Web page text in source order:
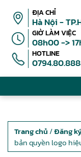
ĐỊA CHỈ
Hà Nội -
GIỜ LÀM VIỆC
08h00 ->
HOTLINE
Trang chủ /Đăng
bản quyền logo